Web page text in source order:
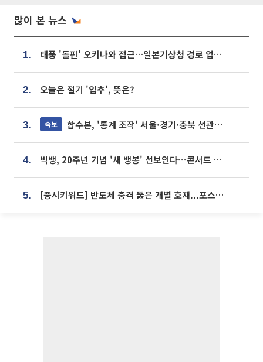
많이 본 뉴스
1. 태풍 '돌핀' 오키나와 접근…일본기상청 경로 업데이트
2. 오늘은 절기 '입추', 뜻은?
3. 속보 합수본, '통계 조작' 서울·경기·충북 선관위 등 추가 압수수색
4. 빅뱅, 20주년 기념 '새 뱅봉' 선보인다⋯콘서트 앞두고 팝업 개최
5. [증시키워드] 반도체 충격 뚫은 개별 호재...포스코퓨처엠·에코프로·한화솔루션 '눈길'